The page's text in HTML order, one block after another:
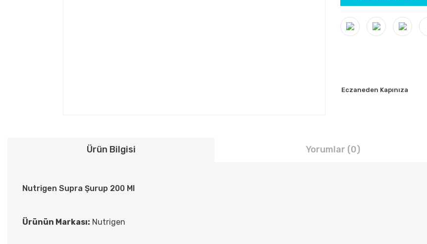
Eczaneden Kapınıza
Ürün Bilgisi Yorumlar (0)
Nutrigen Supra Şurup 200 Ml
Ürünün Markası: Nutrigen